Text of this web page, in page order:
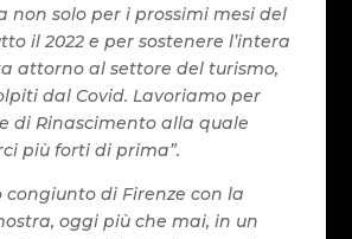
non solo per i prossimi mesi del
il 2022 e per sostenere l’intera
attorno al settore del turismo,
dal Covid. Lavoriamo per
di Rinascimento alla quale
più forti di prima”.
congiunto di Firenze con la
oggi più che mai, in un